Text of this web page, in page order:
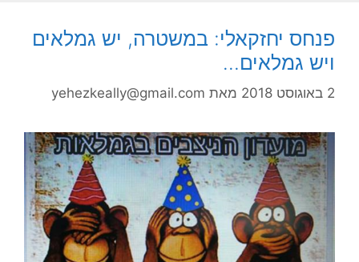
פנחס יחזקאלי: במשטרה, יש גמלאים
ויש גמלאים…
2 באוגוסט 2018 מאת yehezkeally@gmail.com